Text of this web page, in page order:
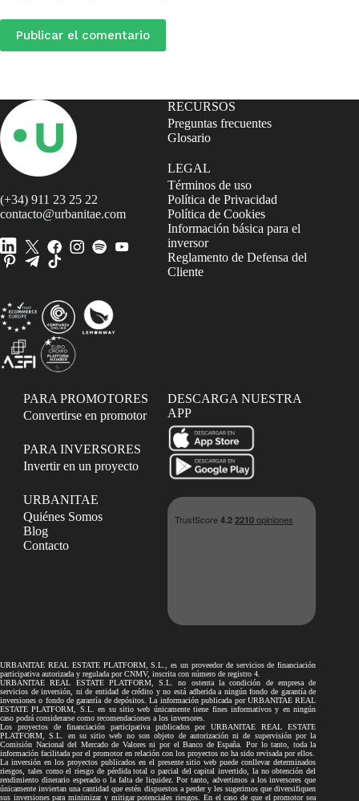
Publicar el comentario
(+34) 911 23 25 22
contacto@urbanitae.com
RECURSOS
Preguntas frecuentes
Glosario
LEGAL
Términos de uso
Política de Privacidad
Política de Cookies
Información básica para el
inversor
Reglamento de Defensa del
Cliente
PARA PROMOTORES
Convertirse en promotor
PARA INVERSORES
Invertir en un proyecto
URBANITAE
Quiénes Somos
Blog
Contacto
DESCARGA NUESTRA
APP
URBANITAE REAL ESTATE PLATFORM, S.L., es un proveedor de servicios de financiación
participativa autorizada y regulada por CNMV, inscrita con número de registro 4.
URBANITAE REAL ESTATE PLATFORM, S.L. no ostenta la condición de empresa de
servicios de inversión, ni de entidad de crédito y no está adherida a ningún fondo de garantía de
inversiones o fondo de garantía de depósitos. La información publicada por URBANITAE REAL
ESTATE PLATFORM, S.L. en su sitio web únicamente tiene fines informativos y en ningún
caso podrá considerarse como recomendaciones a los inversores.
Los proyectos de financiación participativa publicados por URBANITAE REAL ESTATE
PLATFORM, S.L. en su sitio web no son objeto de autorización ni de supervisión por la
Comisión Nacional del Mercado de Valores ni por el Banco de España. Por lo tanto, toda la
información facilitada por el promotor en relación con los proyectos no ha sido revisada por ellos.
La inversión en los proyectos publicados en el presente sitio web puede conllevar determinados
riesgos, tales como el riesgo de pérdida total o parcial del capital invertido, la no obtención del
rendimiento dinerario esperado o la falta de liquidez. Por tanto, advertimos a los inversores que
únicamente inviertan una cantidad que estén dispuestos a perder y les sugerimos que diversifiquen
sus inversiones para minimizar y mitigar potenciales riesgos. En el caso de que el promotor sea